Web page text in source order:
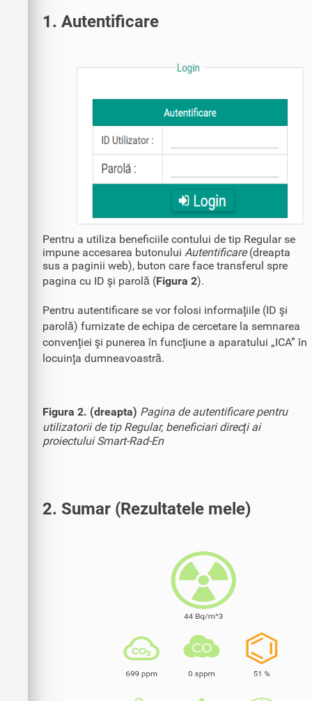
1. Autentificare
Pentru a utiliza beneficiile contului de tip Regular se
impune accesarea butonului Autentificare(dreapta
sus a paginii web), buton care face transferul spre
pagina cu ID şi parolă (Figura 2).
Pentru autentificare se vor folosi informaţiile (ID şi
parolă) furnizate de echipa de cercetare la semnarea
convenţiei şi punerea în funcţiune a aparatului „ICA” în
locuinţa dumneavoastră.
Figura 2. (dreapta) Pagina de autentificare pentru
utilizatorii de tip Regular, beneficiari direcţi ai
proiectului Smart-Rad-En
2. Sumar (Rezultatele mele)